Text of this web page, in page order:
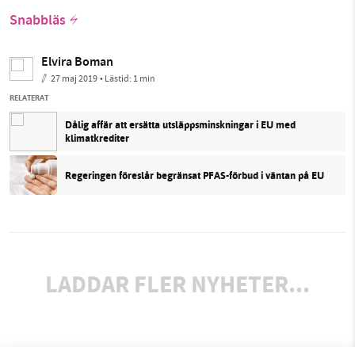
Snabbläs
Elvira Boman
27 maj 2019• Lästid: 1 min
RELATERAT
Dålig affär att ersätta utsläppsminskningar i EU med
klimatkrediter
Regeringen föreslår begränsat PFAS-förbud i väntan på EU
LADDAR FLER NYHETER...